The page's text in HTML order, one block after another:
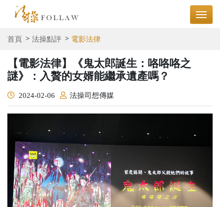
首頁 法操點評 電影法律
【電影法律】《鬼太郎誕生：咯咯咯之
謎》：入贅的女婿能繼承遺產嗎？
2024-02-06 法操司想傳媒